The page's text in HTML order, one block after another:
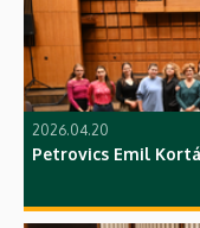
2026.04.20
Petrovics Emil